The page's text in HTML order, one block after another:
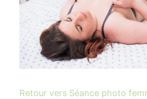
Retour vers Séance photo